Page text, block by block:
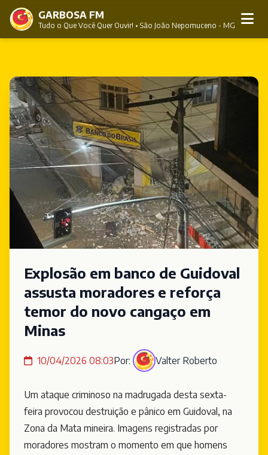
GARBOSA FM
Tudo o Que Você Quer Ouvir! • São João Nepomuceno - MG
Explosão em banco de Guidoval
assusta moradores e reforça
temor do novo cangaço em
Minas
10/04/2026 08:03Por: Valter Roberto
Um ataque criminoso na madrugada desta sexta-
feira provocou destruição e pânico em Guidoval, na
Zona da Mata mineira. Imagens registradas por
moradores mostram o momento em que homens